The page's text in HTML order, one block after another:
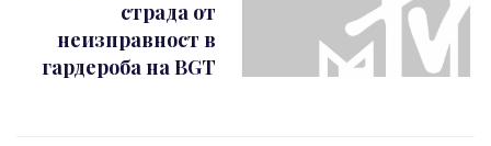
страда от
неизправност в
гардероба на BGT